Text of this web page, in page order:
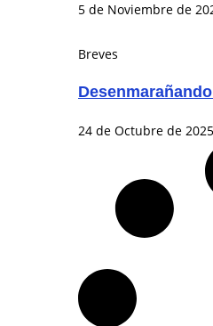
5 de Noviembre de
Breves
24 de Octubre de 2025